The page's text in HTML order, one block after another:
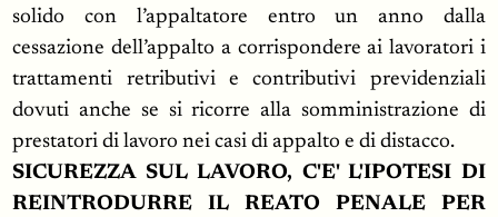
solido con l’appaltatore entro un anno dalla
cessazione dell’appalto a corrispondere ai lavoratori i
trattamenti retributivi e contributivi previdenziali
dovuti anche se si ricorre alla somministrazione di
prestatori di lavoro nei casi di appalto e di distacco.
SICUREZZA SUL LAVORO, C'E' L'IPOTESI DI
REINTRODURRE IL REATO PENALE PER